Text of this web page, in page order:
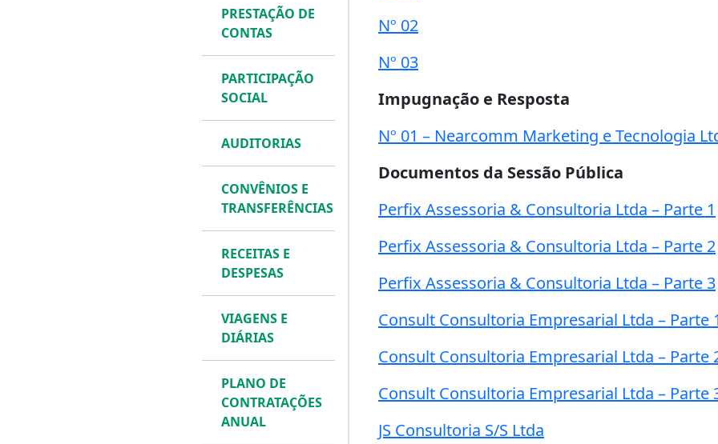
PRESTAÇÃO DE
CONTAS
PARTICIPAÇÃO
SOCIAL
AUDITORIAS
CONVÊNIOS E
TRANSFERÊNCIAS
RECEITAS E
DESPESAS
VIAGENS E
DIÁRIAS
PLANO DE
CONTRATAÇÕES
ANUAL
Nº 02
Nº 03
Impugnação e Resposta
Nº 01 – Nearcomm Marketing e Tecnologia
Documentos da Sessão Pública
Perfix Assessoria & Consultoria Ltda – Parte 1
Perfix Assessoria & Consultoria Ltda – Parte 2
Perfix Assessoria & Consultoria Ltda – Parte 3
Consult Consultoria Empresarial Ltda – Parte
Consult Consultoria Empresarial Ltda – Parte
Consult Consultoria Empresarial Ltda – Parte
JS Consultoria S/S Ltda